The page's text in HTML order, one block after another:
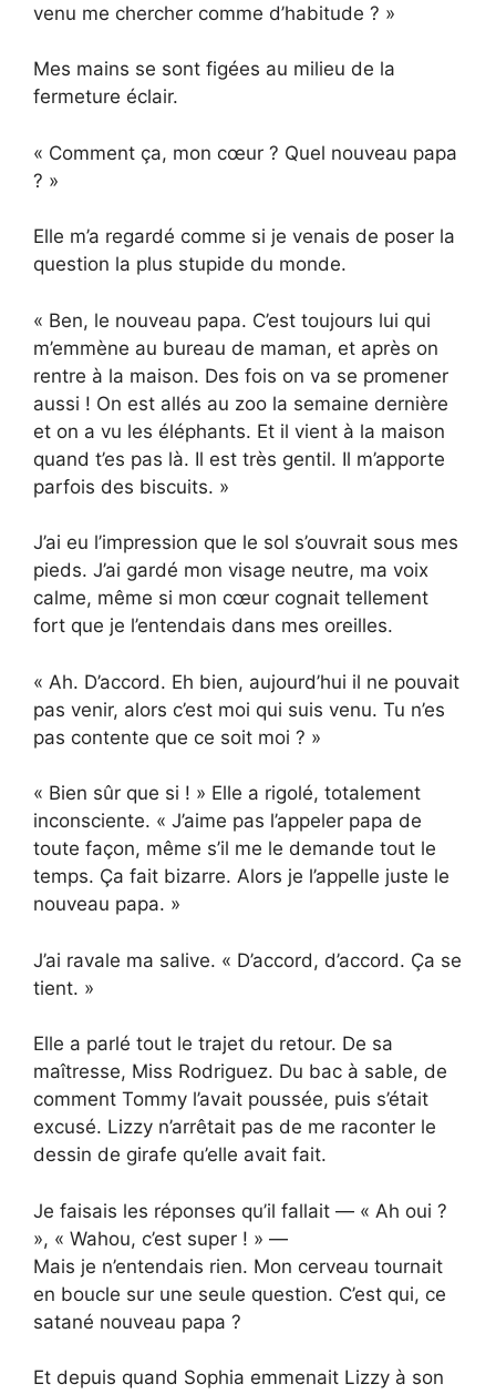
venu me chercher comme d’habitude ? »
Mes mains se sont figées au milieu de la
fermeture éclair.
« Comment ça, mon cœur ? Quel nouveau papa
? »
Elle m’a regardé comme si je venais de poser la
question la plus stupide du monde.
« Ben, le nouveau papa. C’est toujours lui qui
m’emmène au bureau de maman, et après on
rentre à la maison. Des fois on va se promener
aussi ! On est allés au zoo la semaine dernière
et on a vu les éléphants. Et il vient à la maison
quand t’es pas là. Il est très gentil. Il m’apporte
parfois des biscuits. »
J’ai eu l’impression que le sol s’ouvrait sous mes
pieds. J’ai gardé mon visage neutre, ma voix
calme, même si mon cœur cognait tellement
fort que je l’entendais dans mes oreilles.
« Ah. D’accord. Eh bien, aujourd’hui il ne pouvait
pas venir, alors c’est moi qui suis venu. Tu n’es
pas contente que ce soit moi ? »
« Bien sûr que si ! » Elle a rigolé, totalement
inconsciente. « J’aime pas l’appeler papa de
toute façon, même s’il me le demande tout le
temps. Ça fait bizarre. Alors je l’appelle juste le
nouveau papa. »
J’ai ravale ma salive. « D’accord, d’accord. Ça se
tient. »
Elle a parlé tout le trajet du retour. De sa
maîtresse, Miss Rodriguez. Du bac à sable, de
comment Tommy l’avait poussée, puis s’était
excusé. Lizzy n’arrêtait pas de me raconter le
dessin de girafe qu’elle avait fait.
Je faisais les réponses qu’il fallait — « Ah oui ?
», « Wahou, c’est super ! » —
Mais je n’entendais rien. Mon cerveau tournait
en boucle sur une seule question. C’est qui, ce
satané nouveau papa ?
Et depuis quand Sophia emmenait Lizzy à son